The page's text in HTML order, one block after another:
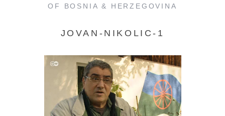
OF BOSNIA & HERZEGOVINA
JOVAN-NIKOLIC-1